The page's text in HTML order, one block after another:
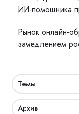
ИИ-помощника
Рынок онлайн-
замедлением
Темы
Архив